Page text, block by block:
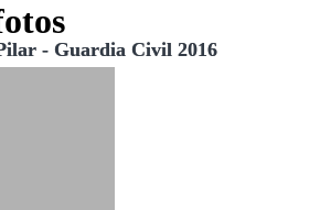
- Guardia Civil 2016